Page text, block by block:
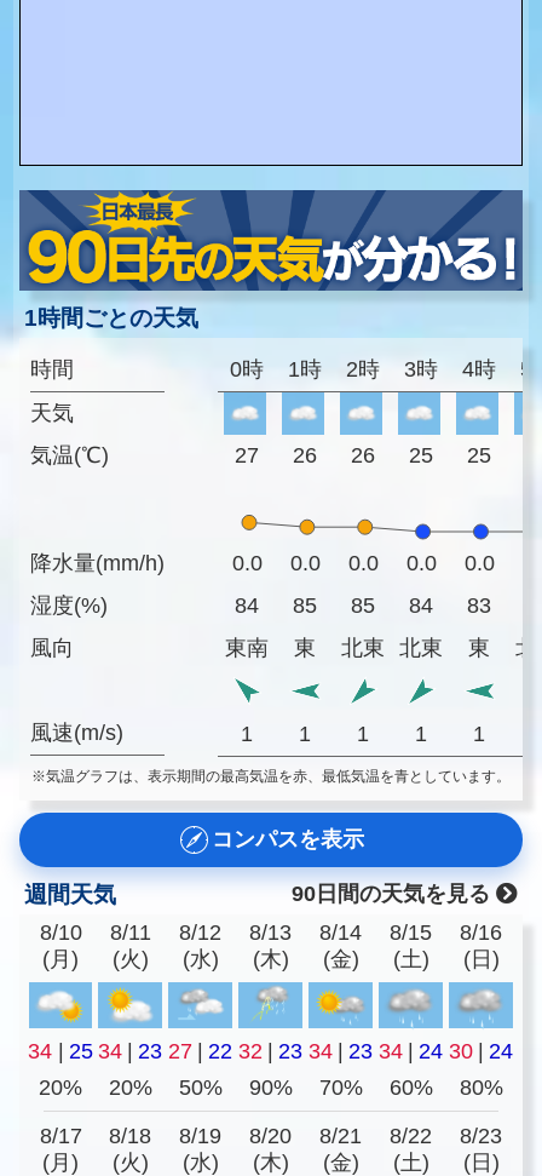
1時間ごとの天気
時間
天気
気温(℃)
降水量(mm/h)
湿度(%)
風向
風速(m/s)
0時 1時 2時 3時 4時 5
27 26 26 25 25
0.0 0.0 0.0 0.0 0.0
84
85 85 84 83
東南
東 北東 北東 東 北
1 1 1 1 1
※気温グラフは、表示期間の最高気温を赤、最低気温を青としています。
コンパスを表示
週間天気
90日間の天気を見る
8/10
(月)
8/11
(火)
8/12
(水)
8/13
(木)
8/14
(金)
8/15
(土)
8/16
(日)
34 | 25 34 | 23 27 | 22 32 | 23 34 | 23 34 | 24 30 | 24
20%
20% 50% 90% 70% 60% 80%
8/17
(月)
8/18
(火)
8/19
(水)
8/20
(木)
8/21
(金)
8/22
(土)
8/23
(日)